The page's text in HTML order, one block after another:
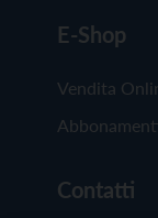
E-Shop
Vendita
Abbonamenti
Contatti